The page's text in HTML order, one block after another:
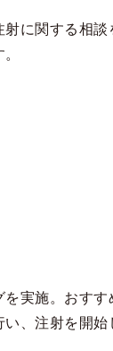
に関する相
実施。おす
、注射を開始